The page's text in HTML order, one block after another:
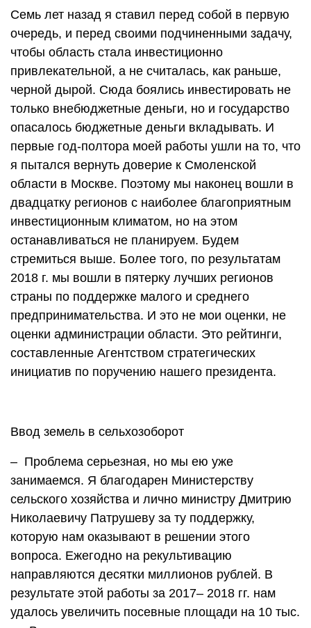
Семь лет назад я ставил перед собой в первую
очередь, и перед своими подчиненными задачу,
чтобы область стала инвестиционно
привлекательной, а не считалась, как раньше,
черной дырой. Сюда боялись инвестировать не
только внебюджетные деньги, но и государство
опасалось бюджетные деньги вкладывать. И
первые год-полтора моей работы ушли на то, что
я пытался вернуть доверие к Смоленской
области в Москве. Поэтому мы наконец вошли в
двадцатку регионов с наиболее благоприятным
инвестиционным климатом, но на этом
останавливаться не планируем. Будем
стремиться выше. Более того, по результатам
2018 г. мы вошли в пятерку лучших регионов
страны по поддержке малого и среднего
предпринимательства. И это не мои оценки, не
оценки администрации области. Это рейтинги,
составленные Агентством стратегических
инициатив по поручению нашего президента.
Ввод земель в сельхозоборот
– Проблема серьезная, но мы ею уже
занимаемся. Я благодарен Министерству
сельского хозяйства и лично министру Дмитрию
Николаевичу Патрушеву за ту поддержку,
которую нам оказывают в решении этого
вопроса. Ежегодно на рекультивацию
направляются десятки миллионов рублей. В
результате этой работы за 2017– 2018 гг. нам
удалось увеличить посевные площади на 10 тыс.